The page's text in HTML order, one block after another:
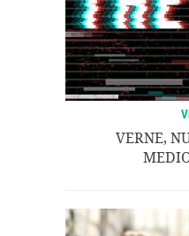
VERNE,